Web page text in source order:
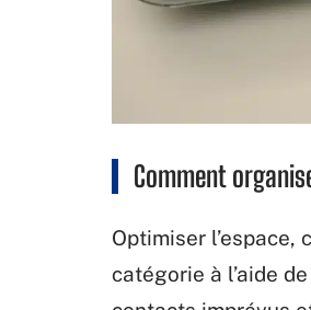
Comment
Optimiser l’espace,
catégorie à l’aide